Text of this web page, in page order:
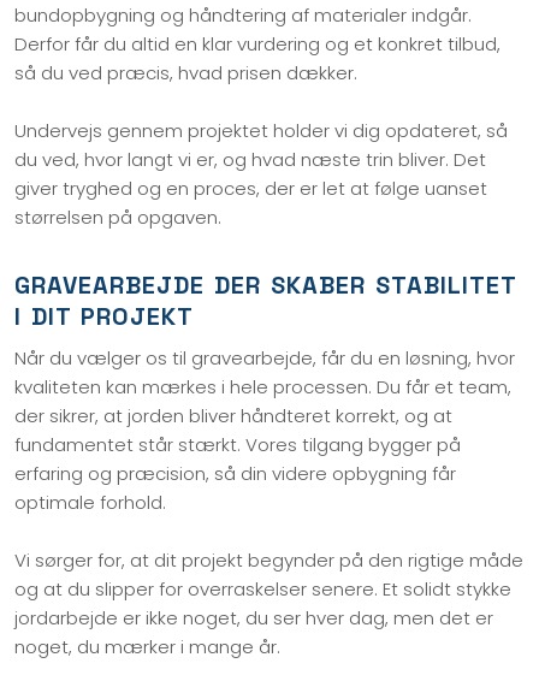
bundopbygning og håndtering af materialer indgår.
Derfor får du altid en klar vurdering og et konkret tilbud,
så du ved præcis, hvad prisen dækker.
Undervejs gennem projektet holder vi dig opdateret, så
du ved, hvor langt vi er, og hvad næste trin bliver. Det
giver tryghed og en proces, der er let at følge uanset
størrelsen på opgaven.
GRAVEARBEJDE DER SKABER STABILITET
I DIT PROJEKT
Når du vælger os til gravearbejde, får du en løsning, hvor
kvaliteten kan mærkes i hele processen. Du får et team,
der sikrer, at jorden bliver håndteret korrekt, og at
fundamentet står stærkt. Vores tilgang bygger på
erfaring og præcision, så din videre opbygning får
optimale forhold.
Vi sørger for, at dit projekt begynder på den rigtige måde
og at du slipper for overraskelser senere. Et solidt stykke
jordarbejde er ikke noget, du ser hver dag, men det er
noget, du mærker i mange år.